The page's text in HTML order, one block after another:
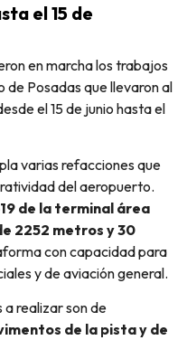
el 15 de
Posadas que llevaron al
el 15 de junio hasta el
varias refacciones que
del aeropuerto.
de la terminal área
2252 metros y 30
con capacidad para
y de aviación general.
a realizar son de
de la pista y de